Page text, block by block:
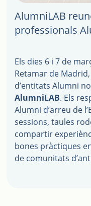
AlumniLAB
professionals
Els dies 6 i 7 de
Retamar de
d’entitats Alumni
AlumniLAB. Els
Alumni d’arreu de
sessions, taules
compartir
bones pràctiques
de comunitats